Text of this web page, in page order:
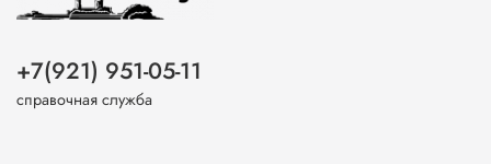
+7(921) 951-05-11
справочная служба